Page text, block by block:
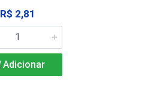
R$ 2,81
Adicionar